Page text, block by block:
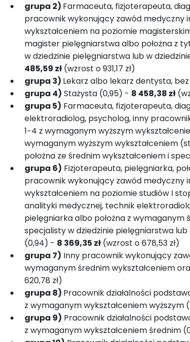
grupa 2) Farmaceuta, fizjoterapeuta,
pracownik wykonujący zawód medyczny
wykształceniem na poziomie
magister pielęgniarstwa albo położna z
w dziedzinie pielęgniarstwa lub w
485,59 zł (wzrost o 931,17 zł)
grupa 3) Lekarz albo lekarz dentysta, bez
grupa 4) Stażysta (0,95) - 8 458,38 zł
grupa 5) Farmaceuta, fizjoterapeuta,
elektroradiolog, psycholog, inny
1−4 z wymaganym wyższym
wymaganym wyższym wykształceniem
położna ze średnim wykształceniem i
grupa 6) Fizjoterapeuta, pielęgniarka,
pracownik wykonujący zawód medyczny
wykształceniem na poziomie studiów I
analityki medycznej, technik
pielęgniarka albo położna z wymaganym
specjalisty w dziedzinie pielęgniarstwa
(0,94) - 8 369,35 zł (wzrost o 678,53 zł)
grupa 7) Inny pracownik wykonujący
wymaganym średnim wykształceniem
620,78 zł)
grupa 8) Pracownik działalności
z wymaganym wykształceniem wyższym
grupa 9) Pracownik działalności
z wymaganym wykształceniem średnim